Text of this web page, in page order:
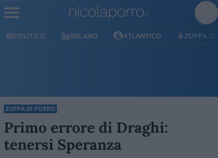
POLITICO MILANO ATLANTICO ZUPPA DI
ZUPPA DI PORRO
Primo errore di Draghi:
tenersi Speranza